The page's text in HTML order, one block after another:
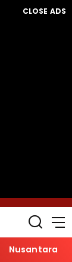
CLOSE ADS
Nusantara